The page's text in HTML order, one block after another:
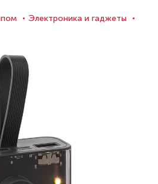
Электроника и гаджеты